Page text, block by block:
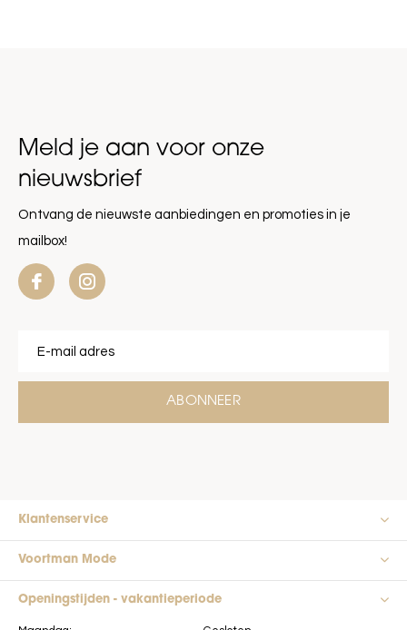
Meld je aan voor onze
nieuwsbrief
Ontvang de nieuwste aanbiedingen en promoties in je
mailbox!
ABONNEER
Klantenservice
Voortman Mode
Openingstijden - vakantieperiode